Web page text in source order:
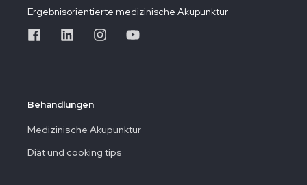
Ergebnisorientierte medizinische Akupunktur
Behandlungen
Medizinische Akupunktur
Diät und cooking tips